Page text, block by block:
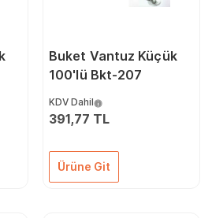
Buket Vantuz Küçük
100'lü Bkt-207
KDV Dahil
391,77 TL
Ürüne Git